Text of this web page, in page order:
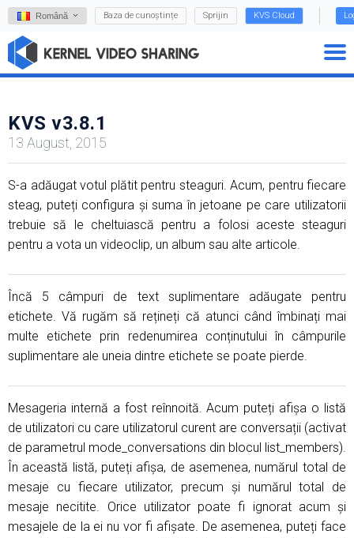
Română Baza de cunoștințe Sprijin KVS Cloud
KVS v3.8.1
13 August, 2015
S-a adăugat votul plătit pentru steaguri. Acum, pentru fiecare
steag, puteți configura și suma în jetoane pe care utilizatorii
trebuie să le cheltuiască pentru a folosi aceste steaguri
pentru a vota un videoclip, un album sau alte articole.
Încă 5 câmpuri de text suplimentare adăugate pentru
etichete. Vă rugăm să rețineți că atunci când îmbinați mai
multe etichete prin redenumirea conținutului în câmpurile
suplimentare ale uneia dintre etichete se poate pierde.
Mesageria internă a fost reînnoită. Acum puteți afișa o listă
de utilizatori cu care utilizatorul curent are conversații (activat
de parametrul mode_conversations din blocul list_members).
În această listă, puteți afișa, de asemenea, numărul total de
mesaje cu fiecare utilizator, precum și numărul total de
mesaje necitite. Orice utilizator poate fi ignorat acum și
mesajele de la ei nu vor fi afișate. De asemenea, puteți face